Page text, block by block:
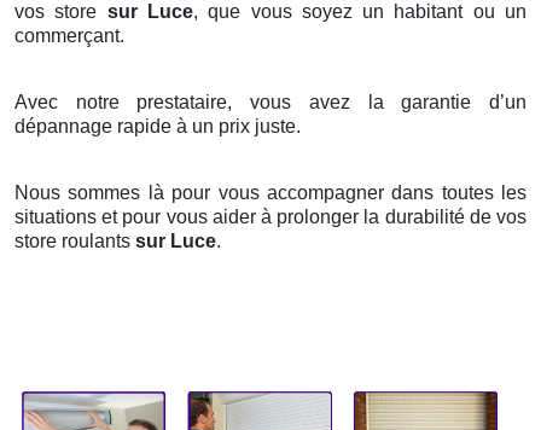
vos store sur Luce, que vous soyez un habitant ou un
commerçant.
Avec notre prestataire, vous avez la garantie d’un
dépannage rapide à un prix juste.
Nous sommes là pour vous accompagner dans toutes les
situations et pour vous aider à prolonger la durabilité de vos
store roulants sur Luce.